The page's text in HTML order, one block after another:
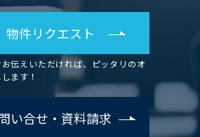
物件リクエスト
伝えいただければ、ピッタリのオ
ます！
い合せ・資料請求